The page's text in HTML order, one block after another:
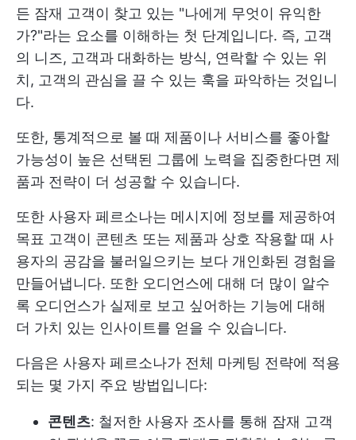
든 잠재 고객이 찾고 있는 "나에게 무엇이 유익한
가?"라는 요소를 이해하는 첫 단계입니다. 즉, 고객
의 니즈, 고객과 대화하는 방식, 연락할 수 있는 위
치, 고객의 관심을 끌 수 있는 훅을 파악하는 것입니
다.
또한, 통계적으로 볼 때 제품이나 서비스를 좋아할
가능성이 높은 선택된 그룹에 노력을 집중한다면 제
품과 전략이 더 성공할 수 있습니다.
또한 사용자 페르소나는 메시지에 정보를 제공하여
목표 고객이 콘텐츠 또는 제품과 상호 작용할 때 사
용자의 공감을 불러일으키는 보다 개인화된 경험을
만들어냅니다. 또한 오디언스에 대해 더 많이 알수
록 오디언스가 실제로 보고 싶어하는 기능에 대해
더 가치 있는 인사이트를 얻을 수 있습니다.
다음은 사용자 페르소나가 전체 마케팅 전략에 적용
되는 몇 가지 주요 방법입니다:
콘텐츠: 철저한 사용자 조사를 통해 잠재 고객